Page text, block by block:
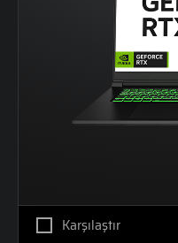
Karşılaştır